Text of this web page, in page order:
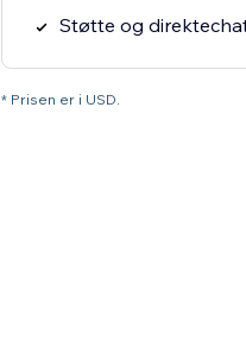
Støtte og
* Prisen er i USD.